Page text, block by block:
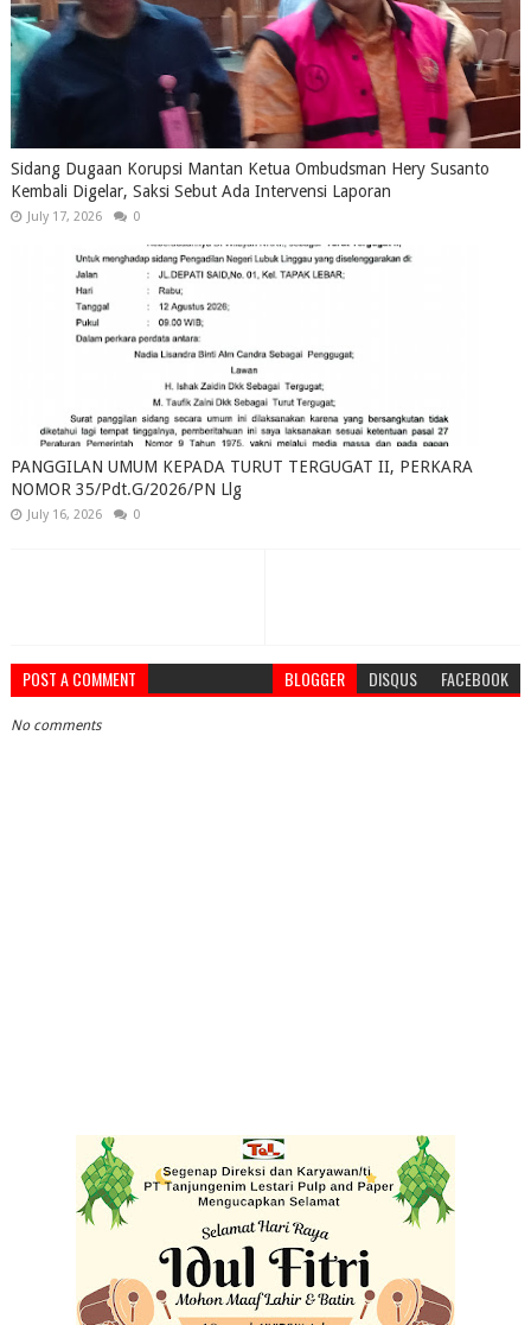
Sidang Dugaan Korupsi Mantan Ketua Ombudsman Hery Susanto
Kembali Digelar, Saksi Sebut Ada Intervensi Laporan
July 17, 2026 0
PANGGILAN UMUM KEPADA TURUT TERGUGAT II, PERKARA
NOMOR 35/Pdt.G/2026/PN Llg
July 16, 2026 0
POST A COMMENT BLOGGER DISQUS FACEBOOK
No comments